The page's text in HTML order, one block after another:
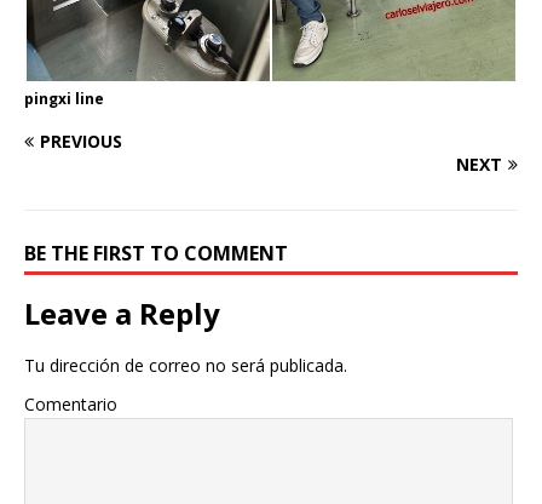
pingxi line
PREVIOUS
NEXT
BE THE FIRST TO COMMENT
Leave a Reply
Tu dirección de correo no será publicada.
Comentario